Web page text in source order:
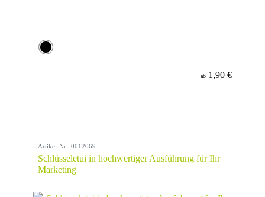
ab 1,90 €
Artikel-Nr.: 0012069
Schlüsseletui in hochwertiger Ausführung für Ihr
Marketing